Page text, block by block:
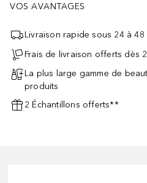
VOS AVANTAGES
Livraison rapide sous 24 à 48
Frais de livraison offerts dès
La plus large gamme de
produits
2 Échantillons offerts**